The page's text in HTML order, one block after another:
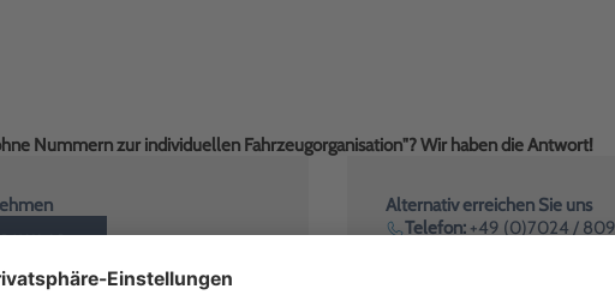
Nummern zur individuellen Fahrzeugorganisation"? Wir haben die Antwort!
Alternativ erreichen Sie uns
Telefon: +49 (0)7024 /
Kostenfrei innerhalb